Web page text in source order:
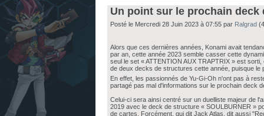
Un point sur le prochain
Posté le Mercredi 28 Juin 2023 à 07:55 par Ralgrad
Alors que ces dernières années, Konami avait
par an, cette année 2023 semble casser cette
seul le set « ATTENTION AUX TRAPTRIX » est
de deux decks de structures cette année, puisque
En effet, les passionnés de Yu-Gi-Oh n'ont pas à
partagé pas mal d'informations sur le prochain deck
Celui-ci sera ainsi centré sur un duelliste majeur de
2019 avec le deck de structure « SOULBURNER »
de cartes. Forcément, qui dit Jack Atlas, dit aussi